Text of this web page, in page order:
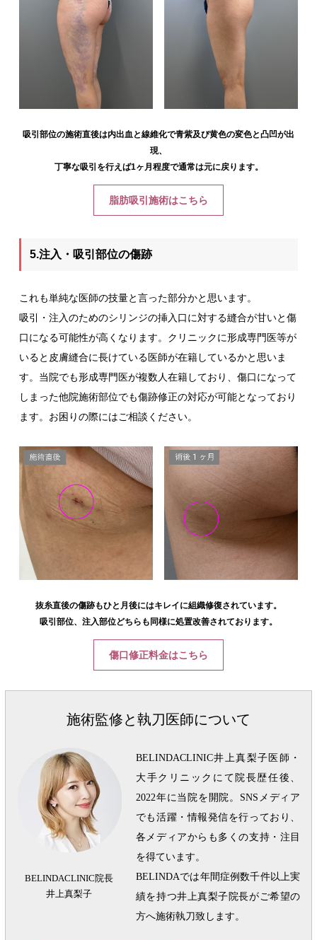
吸引部位の施術直後は内出血と線維化で青紫及び黄色の変色と凸凹が出
現、
丁寧な吸引を行えば1ヶ月程度で通常は元に戻ります。
脂肪吸引施術はこちら
5.注入・吸引部位の傷跡
これも単純な医師の技量と言った部分かと思います。
吸引・注入のためのシリンジの挿入口に対する縫合が甘いと傷
口になる可能性が高くなります。クリニックに形成専門医等が
いると皮膚縫合に長けている医師が在籍しているかと思いま
す。当院でも形成専門医が複数人在籍しており、傷口になって
しまった他院施術部位でも傷跡修正の対応が可能となっており
ます。お困りの際にはご相談ください。
抜糸直後の傷跡もひと月後にはキレイに組織修復されています。
吸引部位、注入部位どちらも同様に処置改善されております。
傷口修正料金はこちら
施術監修と執刀医師について
BELINDACLINIC院長
井上真梨子
BELINDACLINIC井上真梨子医師・
大手クリニックにて院長歴任後、
2022年に当院を開院。SNSメディア
でも活躍・情報発信を行っており、
各メディアからも多くの支持・注目
を得ています。
BELINDAでは年間症例数千件以上実
績を持つ井上真梨子院長がご希望の
方へ施術執刀致します。